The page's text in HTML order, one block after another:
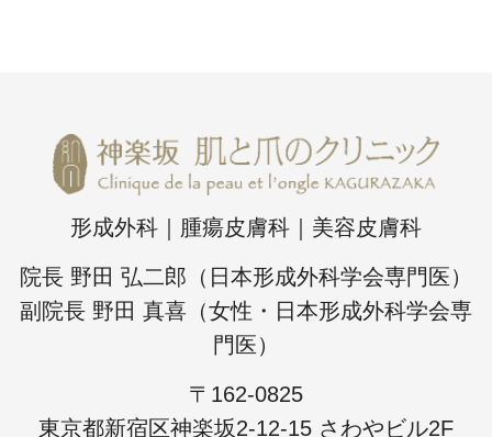
形成外科｜腫瘍皮膚科｜美容皮膚科
院長 野田 弘二郎（日本形成外科学会専門医）
副院長 野田 真喜（女性・日本形成外科学会専
門医）
〒162-0825
東京都新宿区神楽坂2-12-15 さわやビル2F